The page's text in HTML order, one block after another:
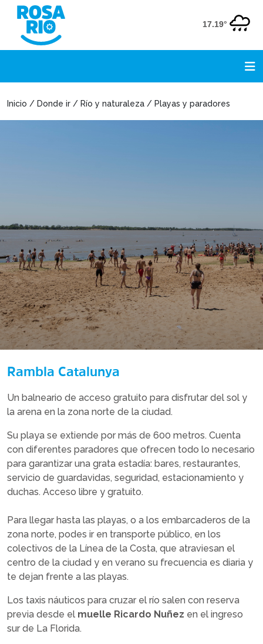
17.19°
Inicio / Donde ir / Río y naturaleza / Playas y paradores
Rambla Catalunya
Un balneario de acceso gratuito para disfrutar del sol y
la arena en la zona norte de la ciudad.
Su playa se extiende por más de 600 metros. Cuenta
con diferentes paradores que ofrecen todo lo necesario
para garantizar una grata estadía: bares, restaurantes,
servicio de guardavidas, seguridad, estacionamiento y
duchas. Acceso libre y gratuito.
Para llegar hasta las playas, o a los embarcaderos de la
zona norte, podes ir en transporte público, en los
colectivos de la Línea de la Costa, que atraviesan el
centro de la ciudad y en verano su frecuencia es diaria y
te dejan frente a las playas.
Los taxis náuticos para cruzar el río salen con reserva
previa desde el muelle Ricardo Nuñez en el ingreso
sur de La Florida.